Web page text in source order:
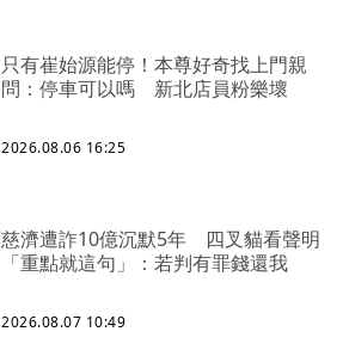
只有崔始源能停！本尊好奇找上門親
問：停車可以嗎 新北店員粉樂壞
2026.08.06 16:25
慈濟遭詐10億沉默5年 四叉貓看聲明
「重點就這句」：若判有罪錢還我
2026.08.07 10:49